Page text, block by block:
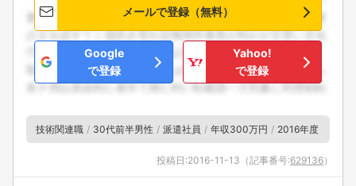
メールで登録（無料）
Google
で登録
Yahoo!
で登録
技術関連職 30代前半男性 派遣社員 年収300万円 2016年度
投稿日:2016-11-13 （記事番号:629136）